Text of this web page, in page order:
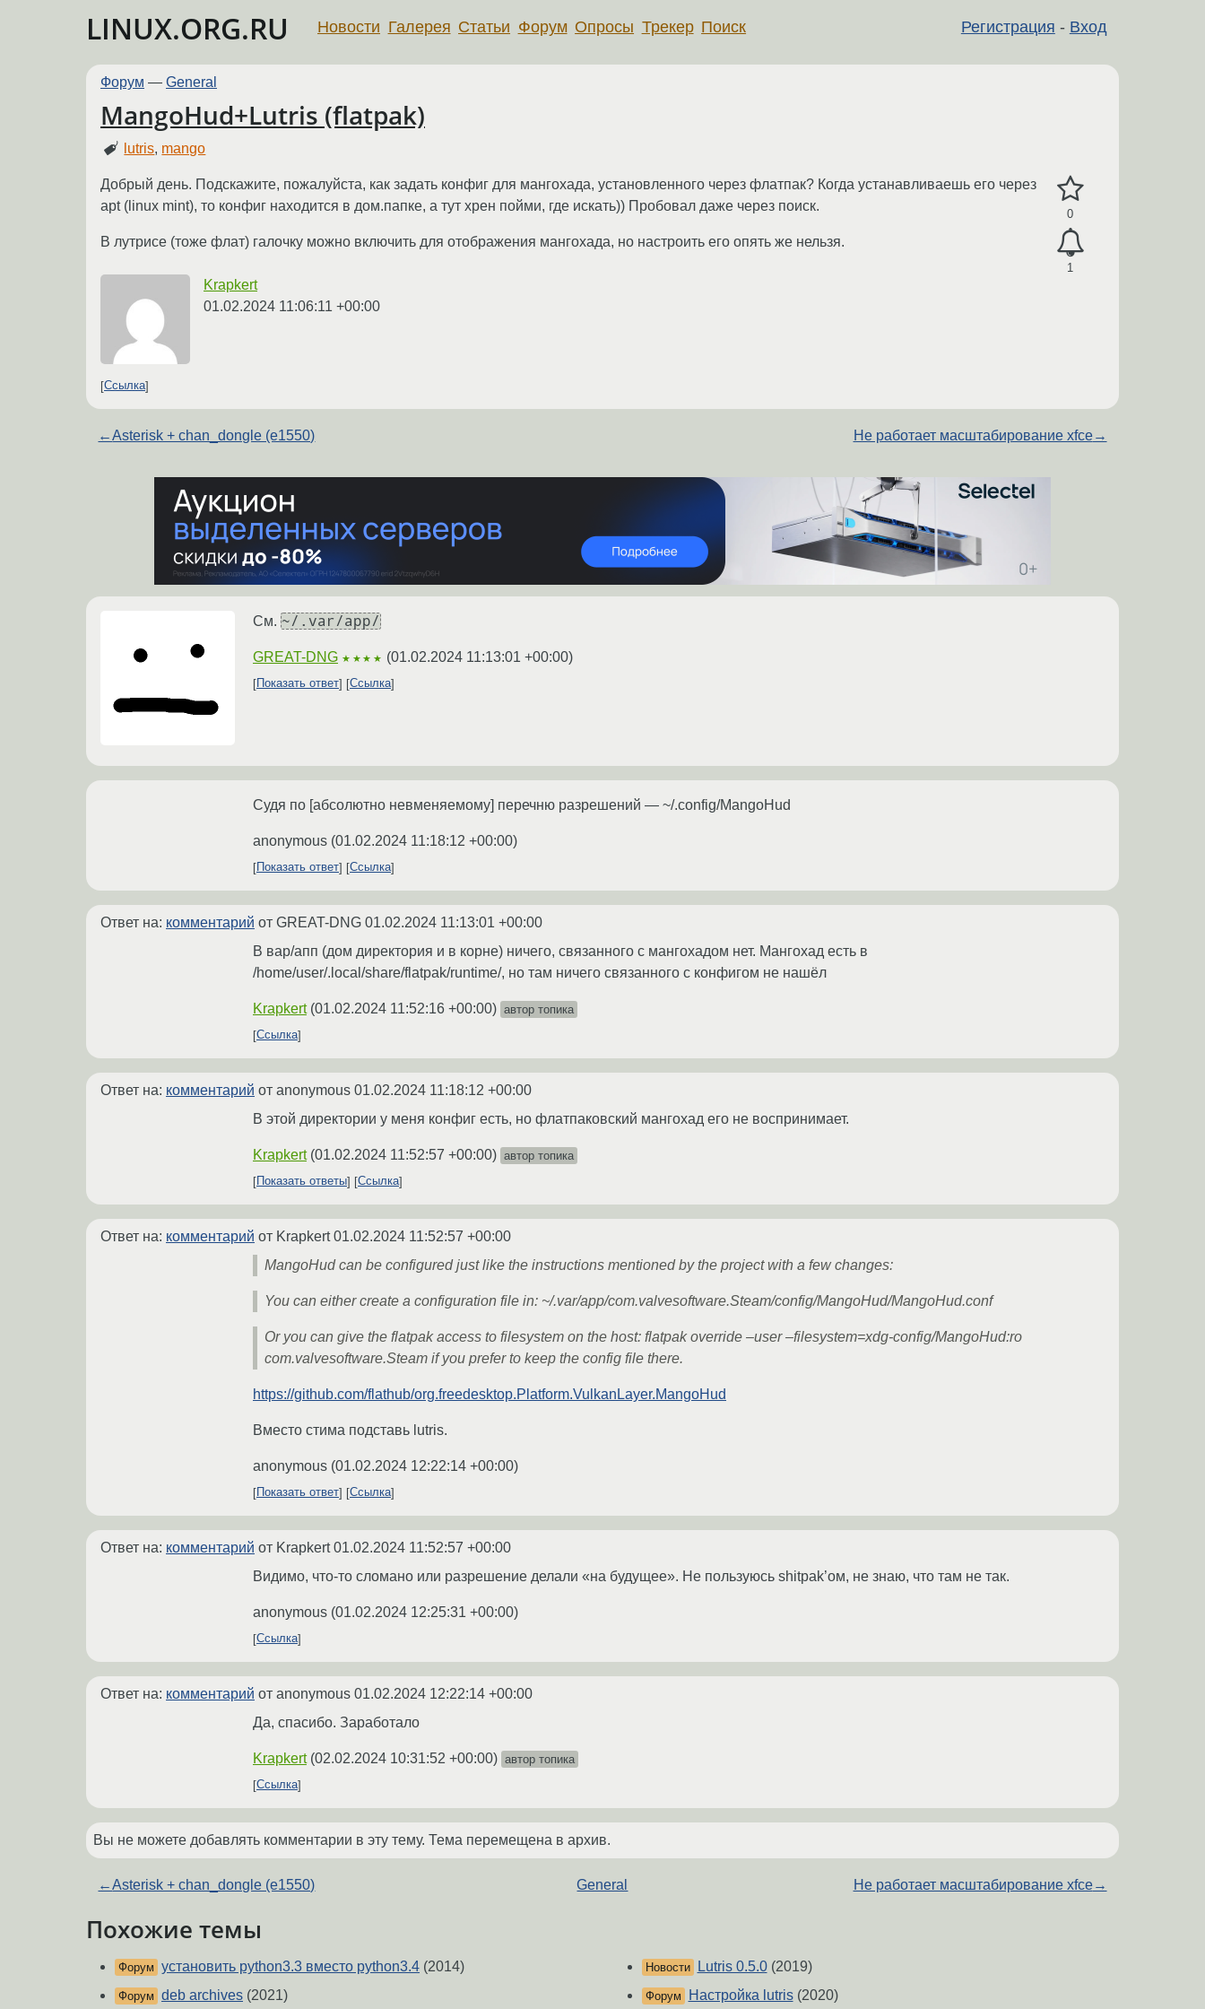
LINUX.ORG.RU Регистрация - Вход
Новости Галерея Статьи Форум Опросы Трекер Поиск
Форум — General
MangoHud+Lutris (flatpak)
lutris, mango
0
1
Добрый день. Подскажите, пожалуйста, как задать конфиг для мангохада, установленного через флатпак? Когда устанавливаешь его через
apt (linux mint), то конфиг находится в дом.папке, а тут хрен пойми, где искать)) Пробовал даже через поиск.
В лутрисе (тоже флат) галочку можно включить для отображения мангохада, но настроить его опять же нельзя.
Krapkert
01.02.2024 11:06:11 +00:00
Ссылка
←Asterisk + chan_dongle (e1550) Не работает масштабирование xfce→
См. ~/.var/app/
GREAT-DNG ★★★★ (01.02.2024 11:13:01 +00:00)
Показать ответ Ссылка
Судя по [абсолютно невменяемому] перечню разрешений — ~/.config/MangoHud
anonymous (01.02.2024 11:18:12 +00:00)
Показать ответ Ссылка
Ответ на: комментарий от GREAT-DNG 01.02.2024 11:13:01 +00:00
В вар/апп (дом директория и в корне) ничего, связанного с мангохадом нет. Мангохад есть в
/home/user/.local/share/flatpak/runtime/, но там ничего связанного с конфигом не нашёл
Krapkert (01.02.2024 11:52:16 +00:00) автор топика
Ссылка
Ответ на: комментарий от anonymous 01.02.2024 11:18:12 +00:00
В этой директории у меня конфиг есть, но флатпаковский мангохад его не воспринимает.
Krapkert (01.02.2024 11:52:57 +00:00) автор топика
Показать ответы
Ссылка
Ответ на: комментарий от Krapkert01.02.2024 11:52:57 +00:00
MangoHud can be configured just like the instructions mentioned by the project with a few changes:
You can either create a configuration file in: ~/.var/app/com.valvesoftware.Steam/config/MangoHud/MangoHud.conf
Or you can give the flatpak access to filesystem on the host: flatpak override –user –filesystem=xdg-config/MangoHud:ro
com.valvesoftware.Steam if you prefer to keep the config file there.
https://github.com/flathub/org.freedesktop.Platform.VulkanLayer.MangoHud
Вместо стима подставь lutris.
anonymous (01.02.2024 12:22:14 +00:00)
Показать ответ Ссылка
Ответ на: комментарий от Krapkert01.02.2024 11:52:57 +00:00
Видимо, что-то сломано или разрешение делали «на будущее». Не пользуюсь shitpak’ом, не знаю, что там не так.
anonymous (01.02.2024 12:25:31 +00:00)
Ссылка
Ответ на: комментарий от anonymous 01.02.2024 12:22:14 +00:00
Да, спасибо. Заработало
Krapkert (02.02.2024 10:31:52 +00:00) автор топика
Ссылка
Вы не можете добавлять комментарии в эту тему. Тема перемещена в архив.
←Asterisk + chan_dongle (e1550) General Не работает масштабирование xfce→
Похожие темы
Форум установить python3.3 вместо python3.4 (2014)
Форум deb archives (2021)
Новости Lutris 0.5.0(2019)
Форум Настройка lutris(2020)